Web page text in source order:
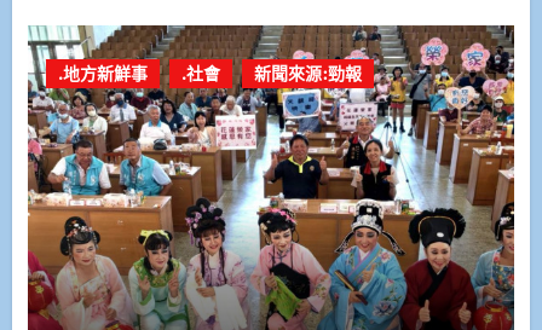
.地方新鮮事 .社會 新聞來源:勁報